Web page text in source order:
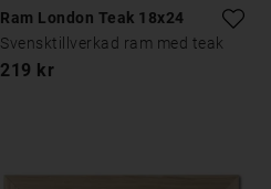
Ram London Teak 18x24
Svensktillverkad ram med teak
219 kr